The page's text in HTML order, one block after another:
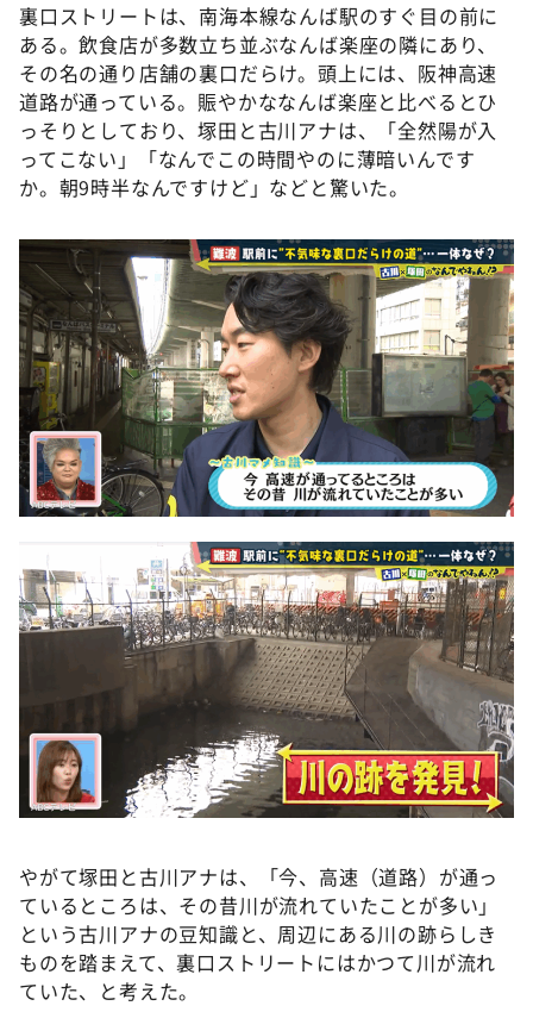
裏口ストリートは、南海本線なんば駅のすぐ目の前に
ある。飲食店が多数立ち並ぶなんば楽座の隣にあり、
その名の通り店舗の裏口だらけ。頭上には、阪神高速
道路が通っている。賑やかななんば楽座と比べるとひ
っそりとしており、塚田と古川アナは、「全然陽が入
ってこない」「なんでこの時間やのに薄暗いんです
か。朝9時半なんですけど」などと驚いた。
やがて塚田と古川アナは、「今、高速（道路）が通っ
ているところは、その昔川が流れていたことが多い」
という古川アナの豆知識と、周辺にある川の跡らしき
ものを踏まえて、裏口ストリートにはかつて川が流れ
ていた、と考えた。